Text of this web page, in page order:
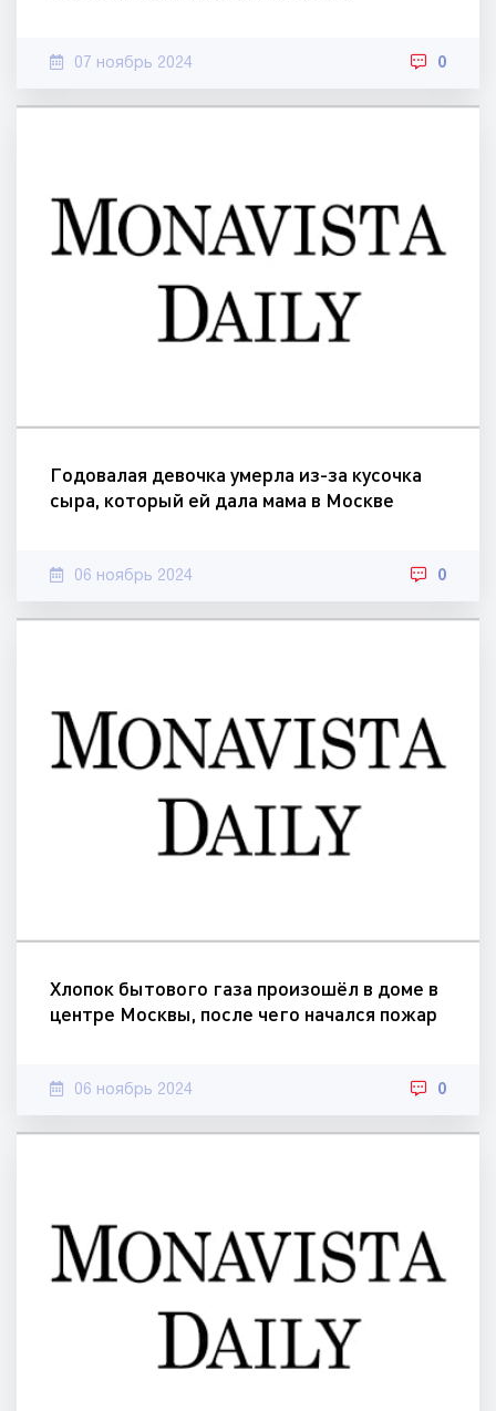
07 ноябрь 2024 0
Годовалая девочка умерла из-за кусочка
сыра, который ей дала мама в Москве
06 ноябрь 2024 0
Хлопок бытового газа произошёл в доме в
центре Москвы, после чего начался пожар
06 ноябрь 2024 0